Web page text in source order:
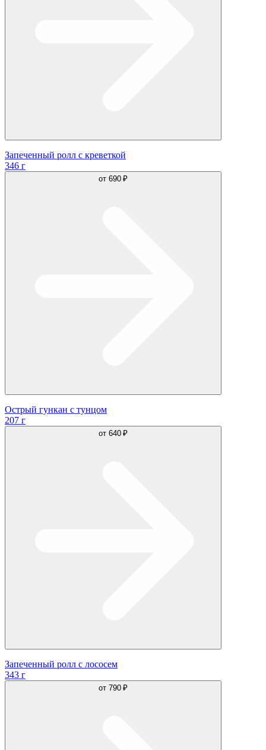
Запеченный ролл с креветкой
346 г
от 690 ₽
Острый гункан с тунцом
207 г
от 640 ₽
Запеченный ролл с лососем
343 г
от 790 ₽